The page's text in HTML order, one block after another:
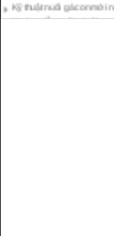
Hướng dẫn nuôi gà đá